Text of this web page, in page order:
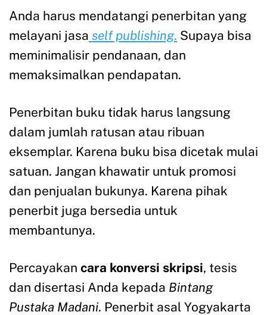
Anda harus mendatangi penerbitan yang
melayani jasa self publishing. Supaya bisa
meminimalisir pendanaan, dan
memaksimalkan pendapatan.
Penerbitan buku tidak harus langsung
dalam jumlah ratusan atau ribuan
eksemplar. Karena buku bisa dicetak mulai
satuan. Jangan khawatir untuk promosi
dan penjualan bukunya. Karena pihak
penerbit juga bersedia untuk
membantunya.
Percayakan cara konversi skripsi, tesis
dan disertasi Anda kepada Bintang
Pustaka Madani. Penerbit asal Yogyakarta